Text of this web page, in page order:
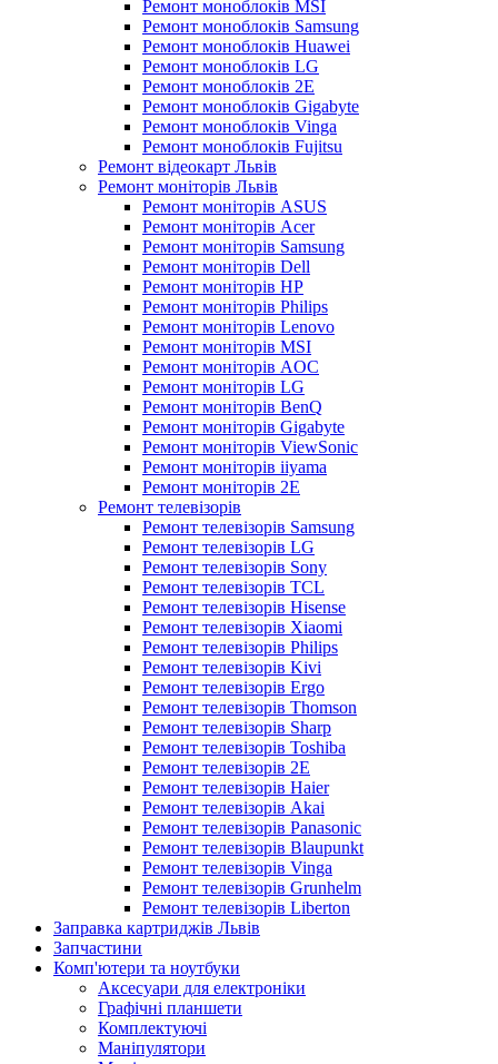
Ремонт моноблоків MSI
Ремонт моноблоків Samsung
Ремонт моноблоків Huawei
Ремонт моноблоків LG
Ремонт моноблоків 2E
Ремонт моноблоків Gigabyte
Ремонт моноблоків Vinga
Ремонт моноблоків Fujitsu
Ремонт відеокарт Львів
Ремонт моніторів Львів
Ремонт моніторів ASUS
Ремонт моніторів Acer
Ремонт моніторів Samsung
Ремонт моніторів Dell
Ремонт моніторів HP
Ремонт моніторів Philips
Ремонт моніторів Lenovo
Ремонт моніторів MSI
Ремонт моніторів AOC
Ремонт моніторів LG
Ремонт моніторів BenQ
Ремонт моніторів Gigabyte
Ремонт моніторів ViewSonic
Ремонт моніторів iiyama
Ремонт моніторів 2E
Ремонт телевізорів
Ремонт телевізорів Samsung
Ремонт телевізорів LG
Ремонт телевізорів Sony
Ремонт телевізорів TCL
Ремонт телевізорів Hisense
Ремонт телевізорів Xiaomi
Ремонт телевізорів Philips
Ремонт телевізорів Kivi
Ремонт телевізорів Ergo
Ремонт телевізорів Thomson
Ремонт телевізорів Sharp
Ремонт телевізорів Toshiba
Ремонт телевізорів 2E
Ремонт телевізорів Haier
Ремонт телевізорів Akai
Ремонт телевізорів Panasonic
Ремонт телевізорів Blaupunkt
Ремонт телевізорів Vinga
Ремонт телевізорів Grunhelm
Ремонт телевізорів Liberton
Заправка картриджів Львів
Запчастини
Комп'ютери та ноутбуки
Аксесуари для електроніки
Графічні планшети
Комплектуючі
Маніпулятори